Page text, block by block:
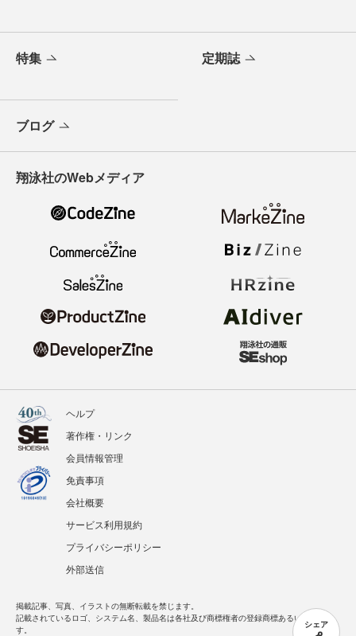
シェア
特集 定期誌
ブログ
翔泳社のWebメディア
ヘルプ
著作権・リンク
会員情報管理
免責事項
会社概要
サービス利用規約
プライバシーポリシー
外部送信
掲載記事、写真、イラストの無断転載を禁じます。
記載されているロゴ、システム名、製品名は各社及び商標権者の登録商標あるいは商標で
す。